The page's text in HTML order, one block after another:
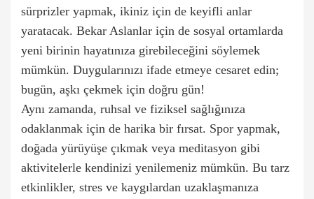
sürprizler yapmak, ikiniz için de keyifli anlar
yaratacak. Bekar Aslanlar için de sosyal ortamlarda
yeni birinin hayatınıza girebileceğini söylemek
mümkün. Duygularınızı ifade etmeye cesaret edin;
bugün, aşkı çekmek için doğru gün!
Aynı zamanda, ruhsal ve fiziksel sağlığınıza
odaklanmak için de harika bir fırsat. Spor yapmak,
doğada yürüyüşe çıkmak veya meditasyon gibi
aktivitelerle kendinizi yenilemeniz mümkün. Bu tarz
etkinlikler, stres ve kaygılardan uzaklaşmanıza